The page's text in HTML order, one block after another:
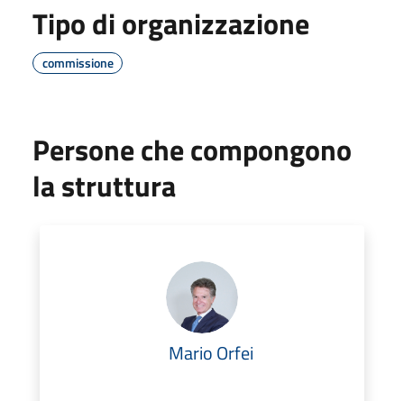
Tipo di organizzazione
commissione
Persone che compongono
la struttura
Mario Orfei